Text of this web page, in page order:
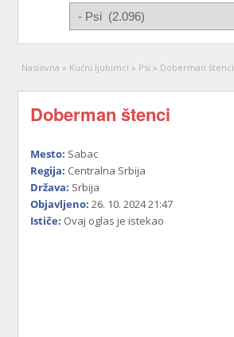
Naslovna » Kućni ljubimci » Psi » Doberman štenci
Doberman štenci
Mesto: Sabac
Regija: Centralna Srbija
Država: Srbija
Objavljeno: 26. 10. 2024 21:47
Ističe: Ovaj oglas je istekao